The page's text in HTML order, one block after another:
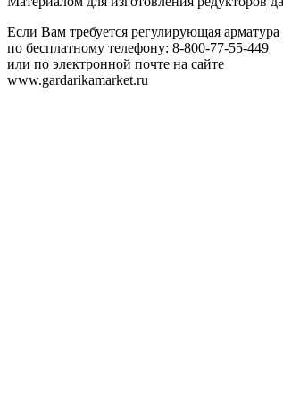
Если Вам требуется регулирующая
по бесплатному телефону: 8-800-77-55-449
или по электронной почте на сайте
www.gardarikamarket.ru